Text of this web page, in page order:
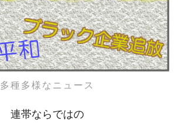
多種多様なニュース
連帯ならではの